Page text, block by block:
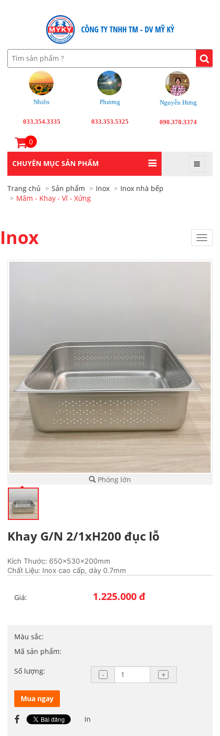
Nhiên
033.354.3335
Phương
033.353.5325
Nguyễn Hưng
090.370.3374
0
CHUYÊN MỤC SẢN PHẨM
Trang chủ Sản phẩm Inox
Inox nhà bếp
Mâm - Khay - Vĩ - Xửng
Inox
Phóng lớn
Khay G/N 2/1xH200 đục lỗ
Kích Thước: 650x530x200mm
Chất Liệu: Inox cao cấp, dày 0.7mm
Giá: 1.225.000 đ
Màu sắc:
Mã sản phẩm:
Số lượng:
Mua ngay
In